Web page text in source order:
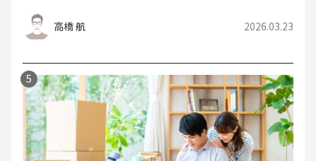
高橋 航 2026.03.23